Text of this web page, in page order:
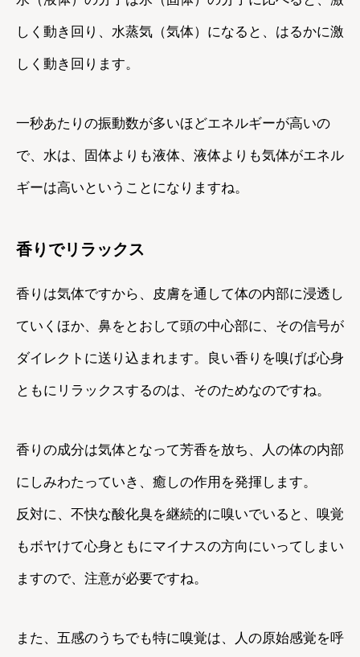
しく動き回り、水蒸気（気体）になると、はるかに激
しく動き回ります。
一秒あたりの振動数が多いほどエネルギーが高いの
で、水は、固体よりも液体、液体よりも気体がエネル
ギーは高いということになりますね。
香りでリラックス
香りは気体ですから、皮膚を通して体の内部に浸透し
ていくほか、鼻をとおして頭の中心部に、その信号が
ダイレクトに送り込まれます。良い香りを嗅げば心身
ともにリラックスするのは、そのためなのですね。
香りの成分は気体となって芳香を放ち、人の体の内部
にしみわたっていき、癒しの作用を発揮します。
反対に、不快な酸化臭を継続的に嗅いでいると、嗅覚
もボヤけて心身ともにマイナスの方向にいってしまい
ますので、注意が必要ですね。
また、五感のうちでも特に嗅覚は、人の原始感覚を呼